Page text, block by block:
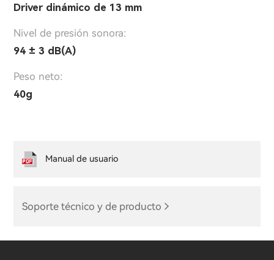
Driver dinámico de 13 mm
Nivel de presión sonora:
94 ± 3 dB(A)
Peso neto:
40g
Soporte técnico y de producto
Manual de usuario